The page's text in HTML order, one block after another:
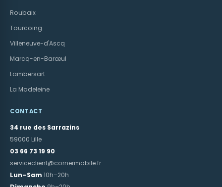
Roubaix
Tourcoing
Villeneuve-d'Ascq
Marcq-en-Barœul
Lambersart
La Madeleine
CONTACT
34 rue des Sarrazins
59000 Lille
03 66 73 19 90
serviceclient@cornermobile.fr
Lun–Sam 10h–20h